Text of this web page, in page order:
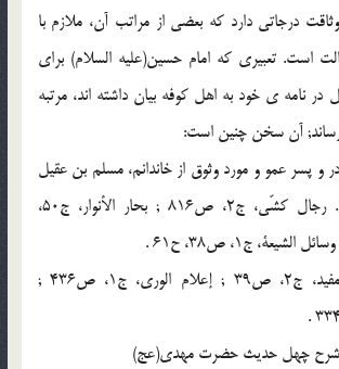
درجاتى دارد كه بعضى از مراتب آن، ملازم با
است. تعبيرى كه امام حسين(عليه السلام) براى
نامه ى خود به اهل كوفه بيان داشته اند، مرتبه
آن سخن چنين است:
و پسر عمو و مورد وثوق از خاندانم، مسلم بن عقيل
را مى فرستم.[2][1]. رجال كشّى، ج2، ص816 ; بحار الأنوار، ج50،
[2]. الإرشاد، شيخ مفيد، ج2، ص39 ; إعلام الورى، ج1، ص436 ;
شرح چهل حدیث حضرت مهدی(عج)